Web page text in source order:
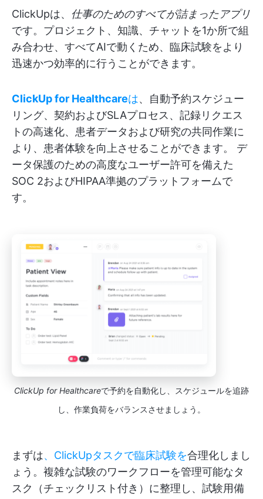
ClickUpは、 仕事のためのすべてが詰まったアプリ
です。プロジェクト、知識、チャットを1か所で組
み合わせ、すべてAIで動くため、臨床試験をより
迅速かつ効率的に行うことができます。
ClickUp for Healthcareは、自動予約スケジュー
リング、契約およびSLAプロセス、記録リクエス
トの高速化、患者データおよび研究の共同作業に
より、患者体験を向上させることができます。 デ
ータ保護のための高度なユーザー許可を備えた
SOC 2およびHIPAA準拠のプラットフォームで
す。
ClickUp for Healthcareで予約を自動化し、スケジュールを追跡
し、作業負荷をバランスさせましょう。
まずは、ClickUpタスクで臨床試験を合理化しまし
ょう。複雑な試験のワークフローを管理可能なタ
スク（チェックリスト付き）に整理し、試験用備